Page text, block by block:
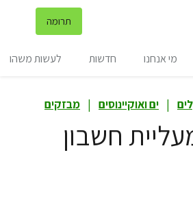
תרומה
מי אנחנו חדשות לעשות משהו
| ים ואוקיינוסים | מבזקים
חשבון